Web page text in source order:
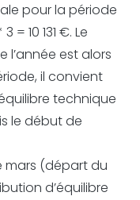
pour la période
10 131 €. Le
l’année est alors
il convient
technique
le début de
mars (départ du
d’équilibre